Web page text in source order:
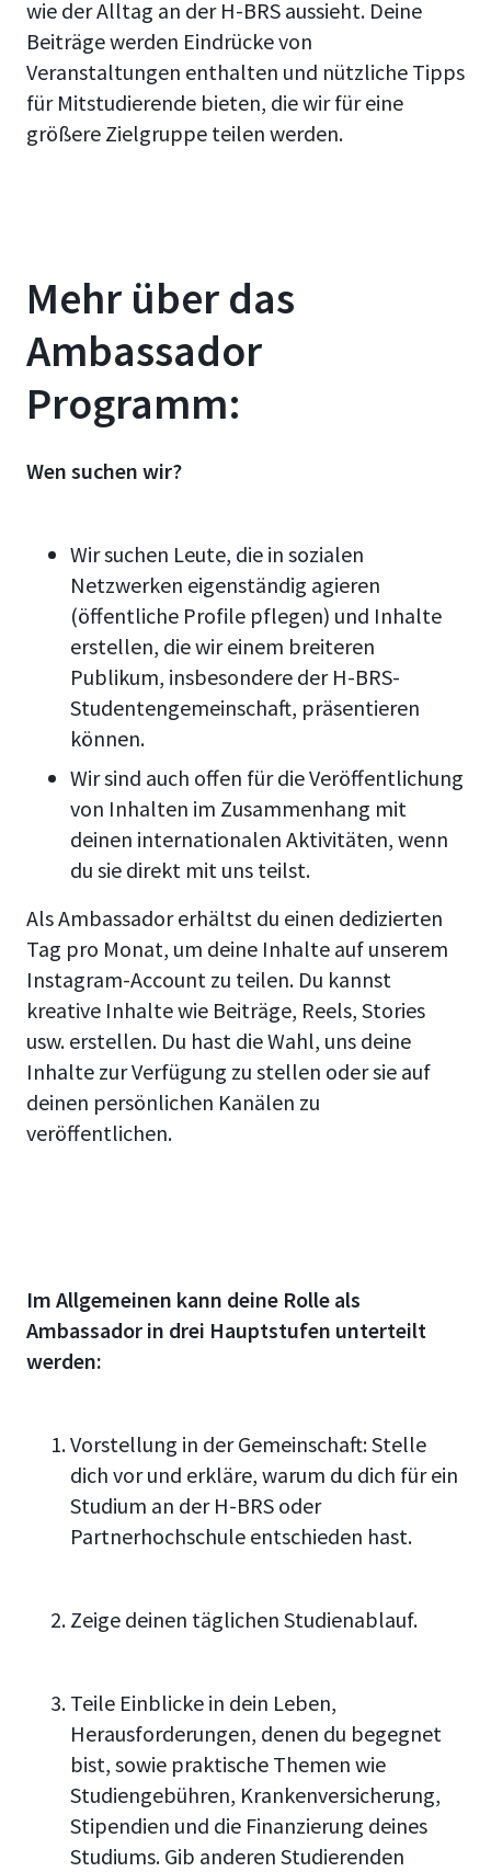
wie der Alltag an der H-BRS aussieht. Deine
Beiträge werden Eindrücke von
Veranstaltungen enthalten und nützliche Tipps
für Mitstudierende bieten, die wir für eine
größere Zielgruppe teilen werden.
Mehr über das
Ambassador
Programm:
Wen suchen wir?
Wir suchen Leute, die in sozialen
Netzwerken eigenständig agieren
(öffentliche Profile pflegen) und Inhalte
erstellen, die wir einem breiteren
Publikum, insbesondere der H-BRS-
Studentengemeinschaft, präsentieren
können.
Wir sind auch offen für die Veröffentlichung
von Inhalten im Zusammenhang mit
deinen internationalen Aktivitäten, wenn
du sie direkt mit uns teilst.
Als Ambassador erhältst du einen dedizierten
Tag pro Monat, um deine Inhalte auf unserem
Instagram-Account zu teilen. Du kannst
kreative Inhalte wie Beiträge, Reels, Stories
usw. erstellen. Du hast die Wahl, uns deine
Inhalte zur Verfügung zu stellen oder sie auf
deinen persönlichen Kanälen zu
veröffentlichen.
Im Allgemeinen kann deine Rolle als
Ambassador in drei Hauptstufen unterteilt
werden:
Vorstellung in der Gemeinschaft: Stelle
dich vor und erkläre, warum du dich für ein
Studium an der H-BRS oder
Partnerhochschule entschieden hast.
Zeige deinen täglichen Studienablauf.
Teile Einblicke in dein Leben,
Herausforderungen, denen du begegnet
bist, sowie praktische Themen wie
Studiengebühren, Krankenversicherung,
Stipendien und die Finanzierung deines
Studiums. Gib anderen Studierenden